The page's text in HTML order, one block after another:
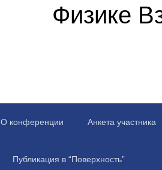
Физике
О конференции Анкета участника
Публикация в “Поверхность”